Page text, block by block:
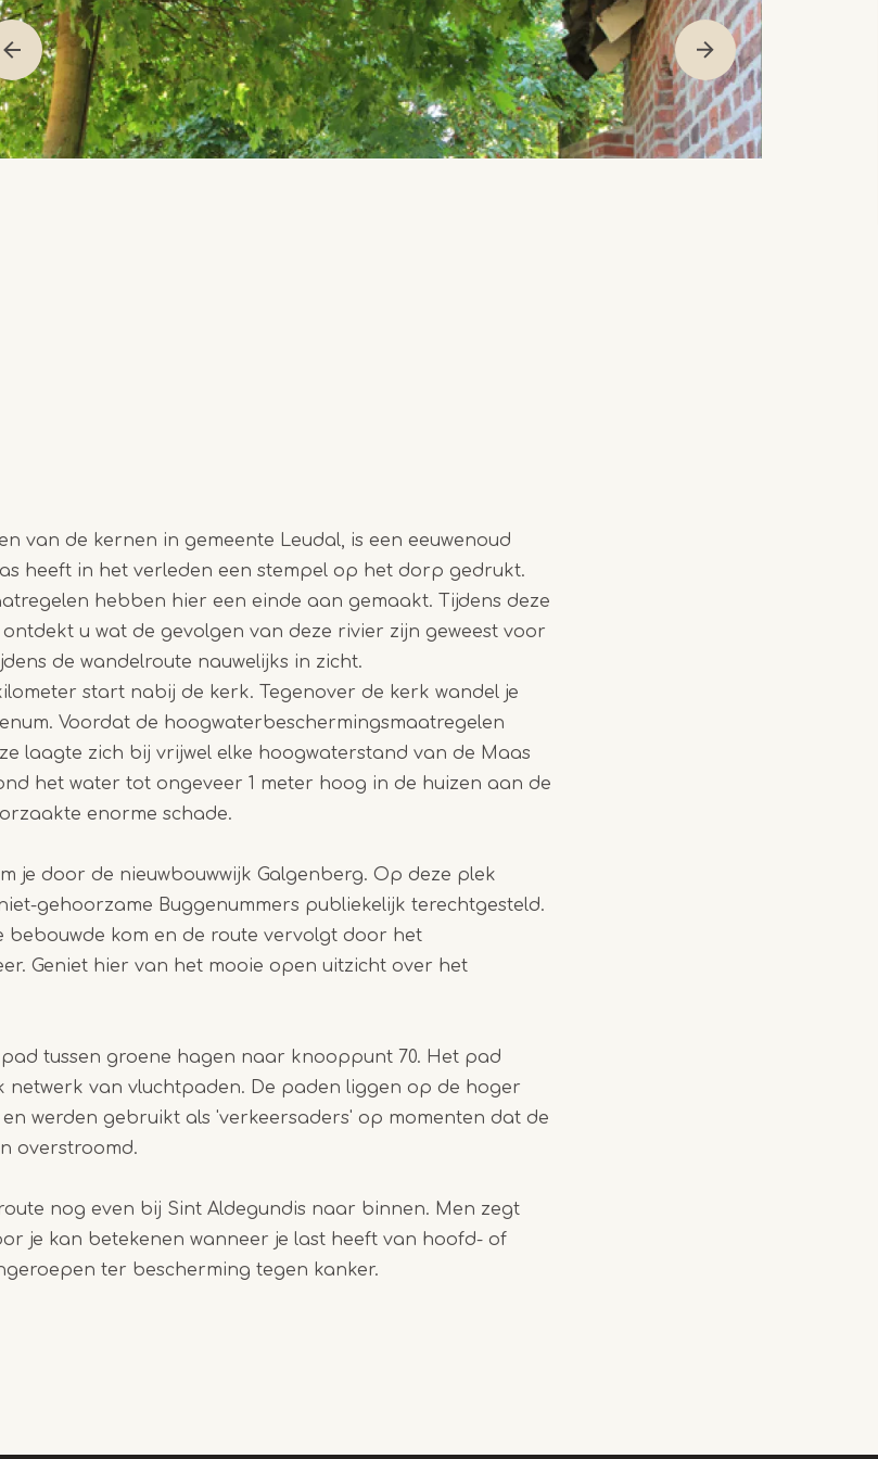
van de kernen in gemeente Leudal, is een eeuwenoud
heeft in het verleden een stempel op het dorp gedrukt.
hebben hier een einde aan gemaakt. Tijdens deze
u wat de gevolgen van deze rivier zijn geweest voor
de wandelroute nauwelijks in zicht.
start nabij de kerk. Tegenover de kerk wandel je
Voordat de hoogwaterbeschermingsmaatregelen
laagte zich bij vrijwel elke hoogwaterstand van de Maas
het water tot ongeveer 1 meter hoog in de huizen aan de
enorme schade.
je door de nieuwbouwwijk Galgenberg. Op deze plek
gehoorzame Buggenummers publiekelijk terechtgesteld.
bebouwde kom en de route vervolgt door het
Geniet hier van het mooie open uitzicht over het
tussen groene hagen naar knooppunt 70. Het pad
netwerk van vluchtpaden. De paden liggen op de hoger
werden gebruikt als 'verkeersaders' op momenten dat de
overstroomd.
nog even bij Sint Aldegundis naar binnen. Men zegt
je kan betekenen wanneer je last heeft van hoofd- of
ter bescherming tegen kanker.